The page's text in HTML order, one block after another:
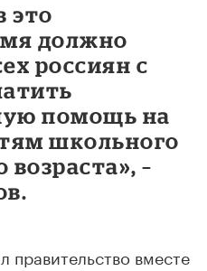
это
должно
россиян с
помощь на
школьного
–
правительство вместе